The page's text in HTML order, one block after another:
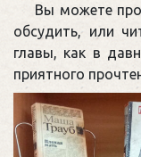
Вы можете
обсудить, или
главы, как в
приятного